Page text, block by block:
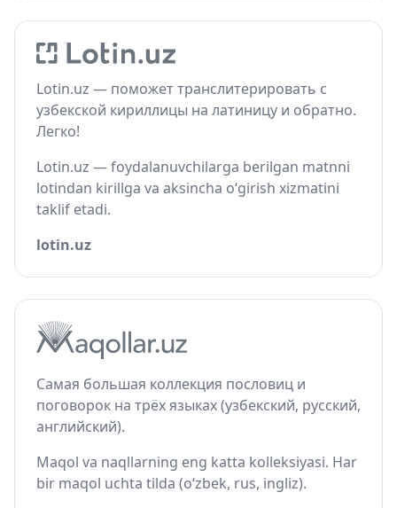
Lotin.uz — поможет транслитерировать с
узбекской кириллицы на латиницу и обратно.
Легко!
Lotin.uz — foydalanuvchilarga berilgan matnni
lotindan kirillga va aksincha o‘girish xizmatini
taklif etadi.
lotin.uz
Самая большая коллекция пословиц и
поговорок на трёх языках (узбекский, русский,
английский).
Maqol va naqllarning eng katta kolleksiyasi. Har
bir maqol uchta tilda (o‘zbek, rus, ingliz).